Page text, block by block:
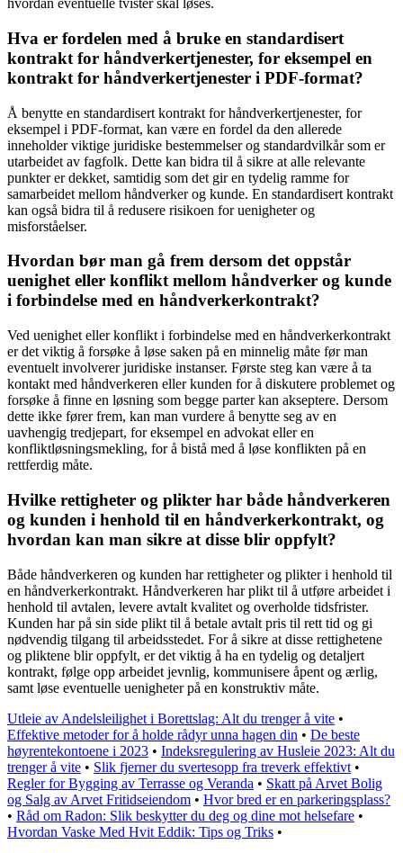
hvordan eventuelle tvister skal løses.
Hva er fordelen med å bruke en standardisert
kontrakt for håndverkertjenester, for eksempel en
kontrakt for håndverkertjenester i PDF-format?
Å benytte en standardisert kontrakt for håndverkertjenester, for
eksempel i PDF-format, kan være en fordel da den allerede
inneholder viktige juridiske bestemmelser og standardvilkår som er
utarbeidet av fagfolk. Dette kan bidra til å sikre at alle relevante
punkter er dekket, samtidig som det gir en tydelig ramme for
samarbeidet mellom håndverker og kunde. En standardisert kontrakt
kan også bidra til å redusere risikoen for uenigheter og
misforståelser.
Hvordan bør man gå frem dersom det oppstår
uenighet eller konflikt mellom håndverker og kunde
i forbindelse med en håndverkerkontrakt?
Ved uenighet eller konflikt i forbindelse med en håndverkerkontrakt
er det viktig å forsøke å løse saken på en minnelig måte før man
eventuelt involverer juridiske instanser. Første steg kan være å ta
kontakt med håndverkeren eller kunden for å diskutere problemet og
forsøke å finne en løsning som begge parter kan akseptere. Dersom
dette ikke fører frem, kan man vurdere å benytte seg av en
uavhengig tredjepart, for eksempel en advokat eller en
konfliktløsningsmekling, for å bistå med å løse konflikten på en
rettferdig måte.
Hvilke rettigheter og plikter har både håndverkeren
og kunden i henhold til en håndverkerkontrakt, og
hvordan kan man sikre at disse blir oppfylt?
Både håndverkeren og kunden har rettigheter og plikter i henhold til
en håndverkerkontrakt. Håndverkeren har plikt til å utføre arbeidet i
henhold til avtalen, levere avtalt kvalitet og overholde tidsfrister.
Kunden har på sin side plikt til å betale avtalt pris til rett tid og gi
nødvendig tilgang til arbeidsstedet. For å sikre at disse rettighetene
og pliktene blir oppfylt, er det viktig å ha en tydelig og detaljert
kontrakt, følge opp arbeidet jevnlig, kommunisere åpent og ærlig,
samt løse eventuelle uenigheter på en konstruktiv måte.
Utleie av Andelsleilighet i Borettslag: Alt du trenger å vite •
Effektive metoder for å holde rådyr unna hagen din • De beste
høyrentekontoene i 2023 • Indeksregulering av Husleie 2023: Alt du
trenger å vite • Slik fjerner du svertesopp fra treverk effektivt •
Regler for Bygging av Terrasse og Veranda • Skatt på Arvet Bolig
og Salg av Arvet Fritidseiendom • Hvor bred er en parkeringsplass?
• Råd om Radon: Slik beskytter du deg og dine mot helsefare •
Hvordan Vaske Med Hvit Eddik: Tips og Triks •